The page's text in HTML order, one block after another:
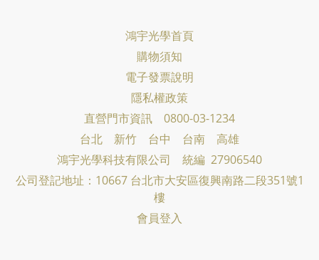
鴻宇光學首頁
購物須知
電子發票說明
隱私權政策
直營門市資訊 0800-03-1234
台北 新竹 台中 台南 高雄
鴻宇光學科技有限公司 統編 27906540
公司登記地址：10667 台北市大安區復興南路二段351號1
樓
會員登入